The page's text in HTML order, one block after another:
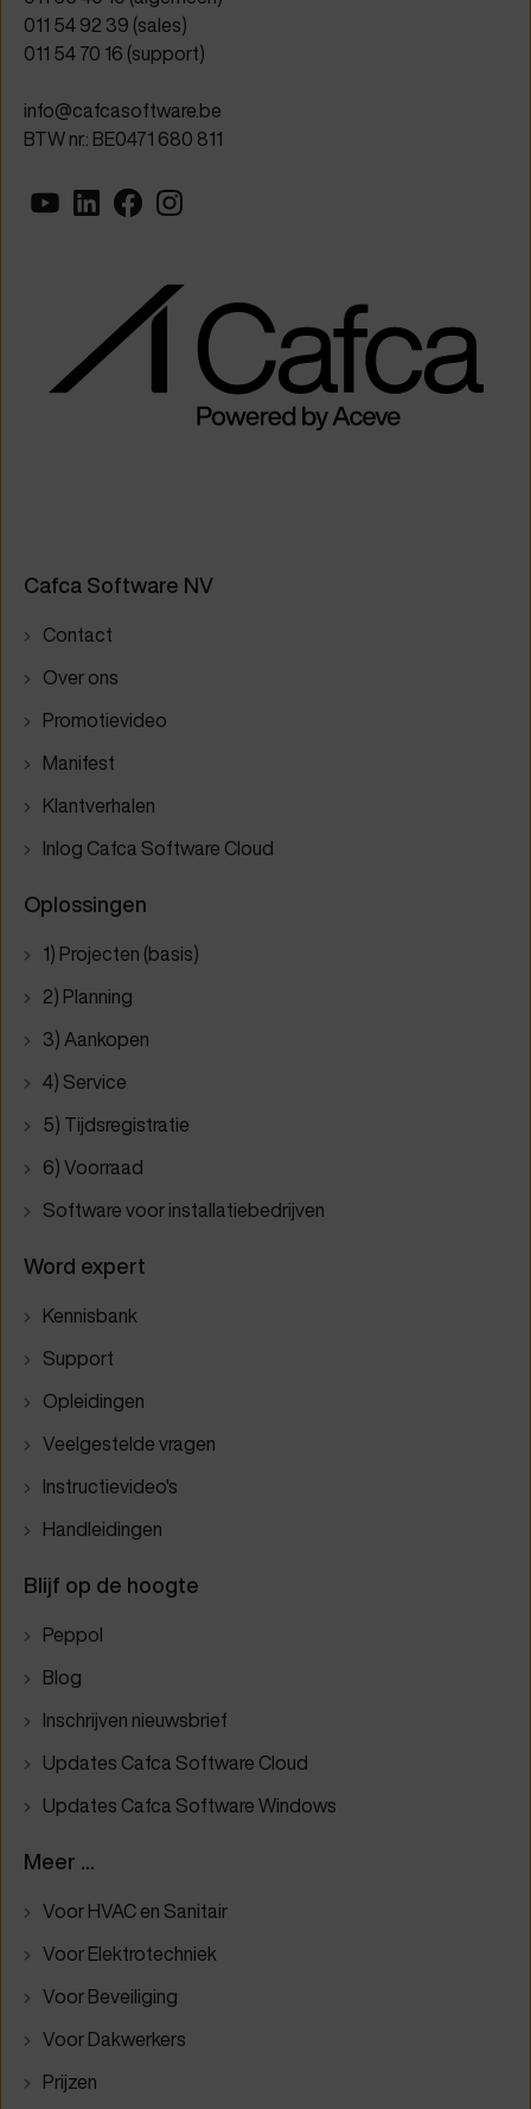
011 54 92 39 (sales)
011 54 70 16 (support)
info@cafcasoftware.be
BTW nr.: BE0471 680 811
Cafca Software NV
Contact
Over ons
Promotievideo
Manifest
Klantverhalen
Inlog Cafca Software Cloud
Oplossingen
1) Projecten (basis)
2) Planning
3) Aankopen
4) Service
5) Tijdsregistratie
6) Voorraad
Software voor installatiebedrijven
Word expert
Kennisbank
Support
Opleidingen
Veelgestelde vragen
Instructievideo's
Handleidingen
Blijf op de hoogte
Peppol
Blog
Inschrijven nieuwsbrief
Updates Cafca Software Cloud
Updates Cafca Software Windows
Meer ...
Voor HVAC en Sanitair
Voor Elektrotechniek
Voor Beveiliging
Voor Dakwerkers
Prijzen